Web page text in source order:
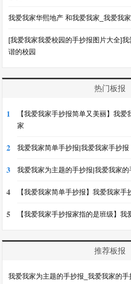
我爱我家华熙地产 和我爱我家_我爱我
[我爱我家我爱校园的手抄报图片大全]
谐的校园
热门板报
1
【我爱我家手抄报简单又美丽】我
家
2 我爱我家简单手抄报|我爱我家手抄
3 我爱我家为主题的手抄报|我爱我家
4 【我爱我家简单手抄报】我爱我家手
5 【我爱我家手抄报家指的是班级】我
推荐板报
我爱我家为主题的手抄报_我爱我家的